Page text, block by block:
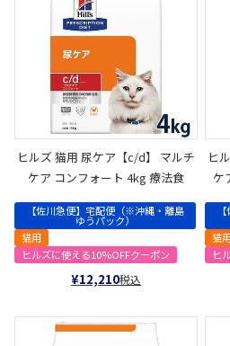
ヒルズ 猫用 尿ケア【c/d】 マルチ
ケア コンフォート 4kg 療法食
【佐川急便】宅配便（※沖縄・離島
ゆうパック）
猫用
ヒルズに使える10%OFFクーポン
¥12,210税込
ヒ
ケ
猫用
ヒ